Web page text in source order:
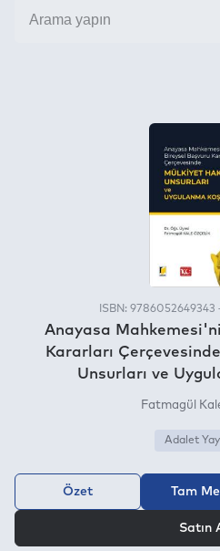
Nasıl Erişirim
ISBN: 9786052649343
Anayasa
Kararları
Unsurları ve
Fatmagül
Adalet
Özet Tam
Satın